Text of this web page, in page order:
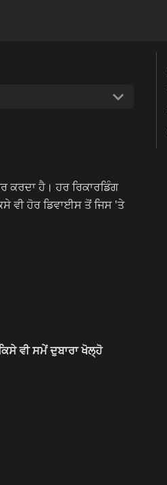
ਕਰਦਾ ਹੈ। ਹਰ ਰਿਕਾਰਡਿੰਗ
ਵੀ ਹੋਰ ਡਿਵਾਈਸ ਤੋਂ ਜਿਸ 'ਤੇ
ਵੀ ਸਮੇਂ ਦੁਬਾਰਾ ਖੋਲ੍ਹੋ